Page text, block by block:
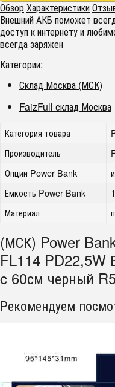
ОбзорХарактеристики
Внешний АКБ поможет
доступ к интернету и
всегда заряжен
Категории:
Склад Москва (МСК)
FaizFull склад Москва
Категория товара
Производитель
Опции Power Bank
Емкость Power Bank
Материал
(МСК) Power
FL114 PD22,5W
c 60см черный
Рекомендуем